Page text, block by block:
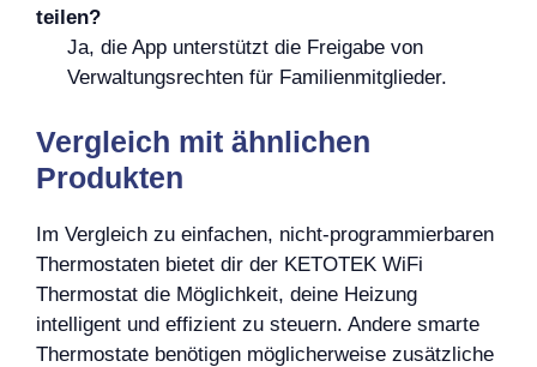
teilen?
Ja, die App unterstützt die Freigabe von
Verwaltungsrechten für Familienmitglieder.
Vergleich mit ähnlichen
Produkten
Im Vergleich zu einfachen, nicht-programmierbaren
Thermostaten bietet dir der KETOTEK WiFi
Thermostat die Möglichkeit, deine Heizung
intelligent und effizient zu steuern. Andere smarte
Thermostate benötigen möglicherweise zusätzliche